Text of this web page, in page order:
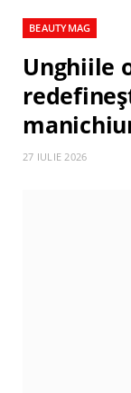
BEAUTYMAG
Unghiile
27 IULIE 2026